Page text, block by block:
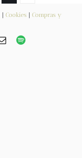
Cookies| Compras y